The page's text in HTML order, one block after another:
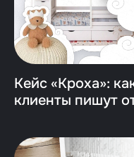
Кейс «Кроха»:
клиенты пишут